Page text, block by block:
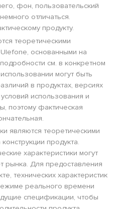
фон, пользовательский
отличаться.
продукту.
теоретическими
основанными на
см. в конкретном
могут быть
в продуктах, версиях
использования и
поэтому фактическая
являются теоретическими
продукта.
характеристики могут
рынка. Для предоставления
технических характеристик
реального времени
спецификации, чтобы